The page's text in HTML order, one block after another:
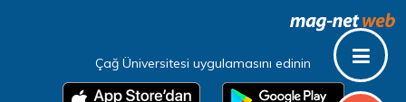
Çağ Üniversitesi uygulamasını edinin